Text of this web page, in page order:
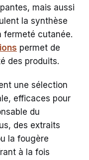
mais aussi
la synthèse
fermeté cutanée.
permet de
des produits.
une sélection
efficaces pour
du
des extraits
la fougère
à la fois